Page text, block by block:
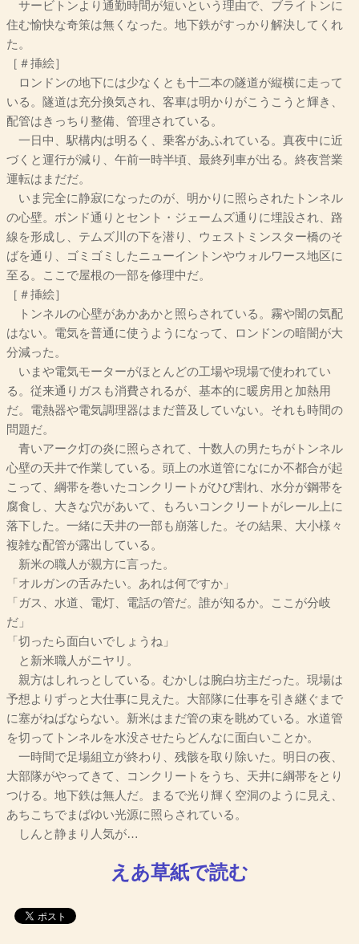
サービトンより通勤時間が短いという理由で、ブライトンに
住む愉快な奇策は無くなった。地下鉄がすっかり解決してくれ
た。
［＃挿絵］
ロンドンの地下には少なくとも十二本の隧道が縦横に走って
いる。隧道は充分換気され、客車は明かりがこうこうと輝き、
配管はきっちり整備、管理されている。
一日中、駅構内は明るく、乗客があふれている。真夜中に近
づくと運行が減り、午前一時半頃、最終列車が出る。終夜営業
運転はまだだ。
いま完全に静寂になったのが、明かりに照らされたトンネル
の心壁。ボンド通りとセント・ジェームズ通りに埋設され、路
線を形成し、テムズ川の下を潜り、ウェストミンスター橋のそ
ばを通り、ゴミゴミしたニューイントンやウォルワース地区に
至る。ここで屋根の一部を修理中だ。
［＃挿絵］
トンネルの心壁があかあかと照らされている。霧や闇の気配
はない。電気を普通に使うようになって、ロンドンの暗闇が大
分減った。
いまや電気モーターがほとんどの工場や現場で使われてい
る。従来通りガスも消費されるが、基本的に暖房用と加熱用
だ。電熱器や電気調理器はまだ普及していない。それも時間の
問題だ。
青いアーク灯の炎に照らされて、十数人の男たちがトンネル
心壁の天井で作業している。頭上の水道管になにか不都合が起
こって、綱帯を巻いたコンクリートがひび割れ、水分が鋼帯を
腐食し、大きな穴があいて、もろいコンクリートがレール上に
落下した。一緒に天井の一部も崩落した。その結果、大小様々
複雑な配管が露出している。
新米の職人が親方に言った。
「オルガンの舌みたい。あれは何ですか」
「ガス、水道、電灯、電話の管だ。誰が知るか。ここが分岐
だ」
「切ったら面白いでしょうね」
と新米職人がニヤリ。
親方はしれっとしている。むかしは腕白坊主だった。現場は
予想よりずっと大仕事に見えた。大部隊に仕事を引き継ぐまで
に塞がねばならない。新米はまだ管の束を眺めている。水道管
を切ってトンネルを水没させたらどんなに面白いことか。
一時間で足場組立が終わり、残骸を取り除いた。明日の夜、
大部隊がやってきて、コンクリートをうち、天井に綱帯をとり
つける。地下鉄は無人だ。まるで光り輝く空洞のように見え、
あちこちでまばゆい光源に照らされている。
しんと静まり人気が…
えあ草紙で読む